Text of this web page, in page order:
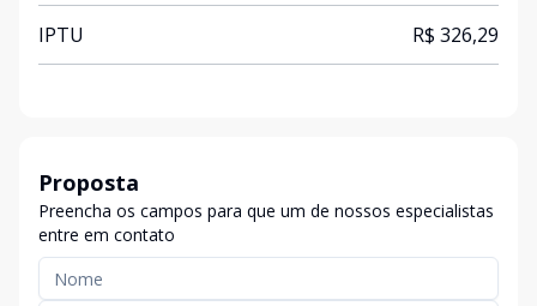
IPTU R$ 326,29
Proposta
Preencha os campos para que um de nossos especialistas
entre em contato